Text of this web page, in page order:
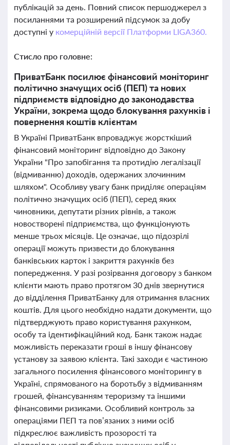
публікацій за день. Повний список першоджерел з
посиланнями та розширений підсумок за добу
доступні у комерційній версії Платформи LIGA360.
Стисло про головне:
ПриватБанк посилює фінансовий моніторинг
політично значущих осіб (ПЕП) та нових
підприємств відповідно до законодавства
України, зокрема щодо блокування рахунків і
повернення коштів клієнтам
В Україні ПриватБанк впроваджує жорсткіший
фінансовий моніторинг відповідно до Закону
України "Про запобігання та протидію легалізації
(відмиванню) доходів, одержаних злочинним
шляхом". Особливу увагу банк приділяє операціям
політично значущих осіб (ПЕП), серед яких
чиновники, депутати різних рівнів, а також
новостворені підприємства, що функціонують
менше трьох місяців. Це означає, що підозрілі
операції можуть призвести до блокування
банківських карток і закриття рахунків без
попередження. У разі розірвання договору з банком
клієнти мають право протягом 30 днів звернутися
до відділення ПриватБанку для отримання власних
коштів. Для цього необхідно надати документи, що
підтверджують право користування рахунком,
особу та ідентифікаційний код. Банк також надає
можливість переказати гроші в іншу фінансову
установу за заявою клієнта. Такі заходи є частиною
загального посилення фінансового моніторингу в
Україні, спрямованого на боротьбу з відмиванням
грошей, фінансуванням тероризму та іншими
фінансовими ризиками. Особливий контроль за
операціями ПЕП та пов’язаних з ними осіб
підкреслює важливість прозорості та